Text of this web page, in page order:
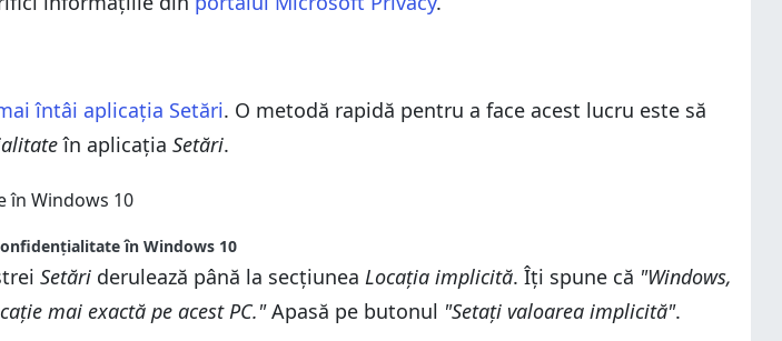
întâi aplicația Setări. O metodă rapidă pentru a face acest lucru este să
în aplicația Setări.
în Windows 10
Setări derulează până la secțiunea Locația implicită. Îți spune că "Windows,
mai exactă pe acest PC."Apasă pe butonul "Setați valoarea implicită".